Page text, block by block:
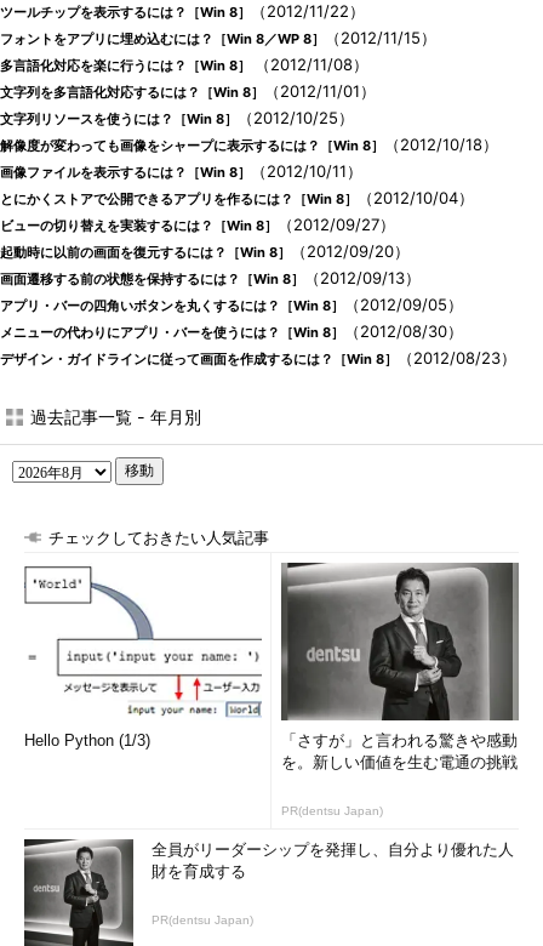
ツールチップを表示するには？［Win 8］ （2012/11/22）
フォントをアプリに埋め込むには？［Win 8／WP 8］ （2012/11/15）
多言語化対応を楽に行うには？［Win 8］ （2012/11/08）
文字列を多言語化対応するには？［Win 8］ （2012/11/01）
文字列リソースを使うには？［Win 8］ （2012/10/25）
解像度が変わっても画像をシャープに表示するには？［Win 8］ （2012/10/18）
画像ファイルを表示するには？［Win 8］ （2012/10/11）
とにかくストアで公開できるアプリを作るには？［Win 8］ （2012/10/04）
ビューの切り替えを実装するには？［Win 8］ （2012/09/27）
起動時に以前の画面を復元するには？［Win 8］ （2012/09/20）
画面遷移する前の状態を保持するには？［Win 8］ （2012/09/13）
アプリ・バーの四角いボタンを丸くするには？［Win 8］ （2012/09/05）
メニューの代わりにアプリ・バーを使うには？［Win 8］ （2012/08/30）
デザイン・ガイドラインに従って画面を作成するには？［Win 8］ （2012/08/23）
過去記事一覧 - 年月別
移動
チェックしておきたい人気記事
Hello Python (1/3)
「さすが」と言われる驚きや感動
を。新しい価値を生む電通の挑戦
PR(dentsu Japan)
全員がリーダーシップを発揮し、自分より優れた人
財を育成する
PR(dentsu Japan)